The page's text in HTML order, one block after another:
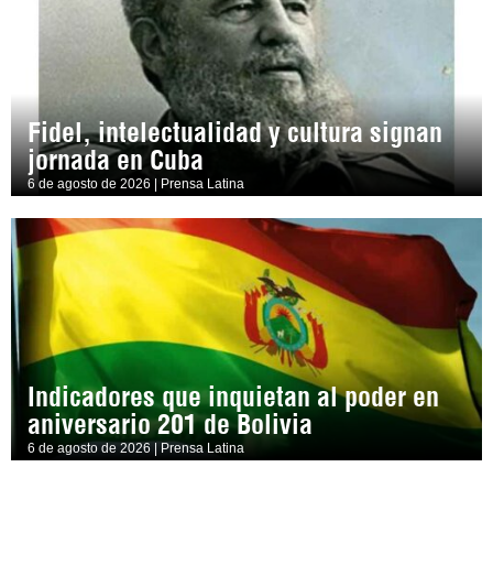
Fidel, intelectualidad y cultura signan
jornada en Cuba
6 de agosto de 2026 | Prensa Latina
Indicadores que inquietan al poder en
aniversario 201 de Bolivia
6 de agosto de 2026 | Prensa Latina